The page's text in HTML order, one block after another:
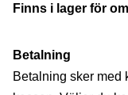
Finns i lager för
Betalning
Betalning sker med